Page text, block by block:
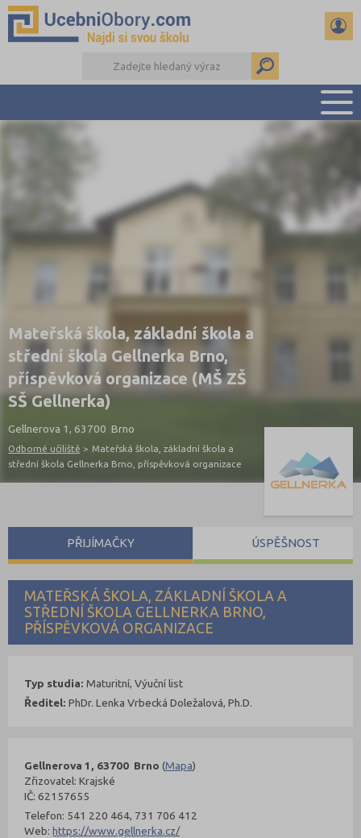
PŘEHLED ŠKOL
PŘÍPRAVA NA PŘIJÍMAČKY
DŮLEŽITÉ TERMÍNY
REFERÁTY
Mateřská škola, základní škola a
střední škola Gellnerka Brno,
příspěvková organizace (MŠ ZŠ
SŠ Gellnerka)
Gellnerova 1, 63700 Brno
Odborné učiliště > Mateřská škola, základní škola a
střední škola Gellnerka Brno, příspěvková organizace
MATEŘSKÁ ŠKOLA, ZÁKLADNÍ ŠKOLA A
STŘEDNÍ ŠKOLA GELLNERKA BRNO,
PŘÍSPĚVKOVÁ ORGANIZACE
Gellnerova 1, 63700 Brno (Mapa)
Zřizovatel: Krajské
IČ: 62157655
Telefon: 541 220 464, 731 706 412
Web:https://www.gellnerka.cz/
Typ studia: Maturitní, Výuční list
Ředitel: PhDr. Lenka Vrbecká Doležalová, Ph.D.
PŘIJÍMAČKY ÚSPĚŠNOST